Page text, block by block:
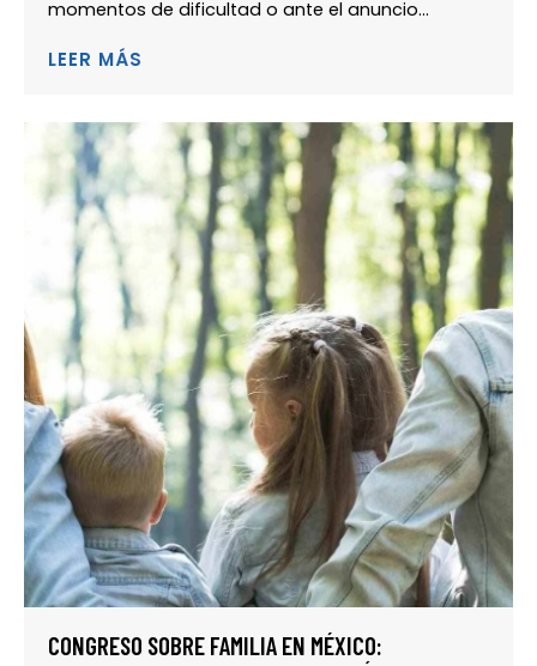
momentos de dificultad o ante el anuncio...
LEER MÁS
CONGRESO SOBRE FAMILIA EN MÉXICO: